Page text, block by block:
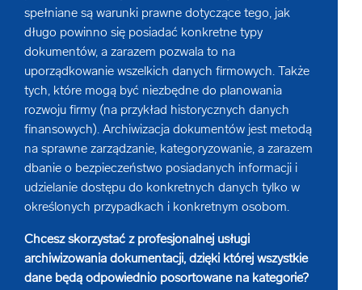
Elektroniczne archiwum
Digitalizacja dokumentacji medycznej
E-faktura - digitalizacja i archiwum faktur
spełniane są warunki prawne dotyczące tego, jak
długo powinno się posiadać konkretne typy
dokumentów, a zarazem pozwala to na
uporządkowanie wszelkich danych firmowych. Także
tych, które mogą być niezbędne do planowania
rozwoju firmy (na przykład historycznych danych
finansowych). Archiwizacja dokumentów jest metodą
na sprawne zarządzanie, kategoryzowanie, a zarazem
dbanie o bezpieczeństwo posiadanych informacji i
udzielanie dostępu do konkretnych danych tylko w
określonych przypadkach i konkretnym osobom.
Chcesz skorzystać z profesjonalnej usługi
archiwizowania dokumentacji, dzięki której wszystkie
dane będą odpowiednio posortowane na kategorie?